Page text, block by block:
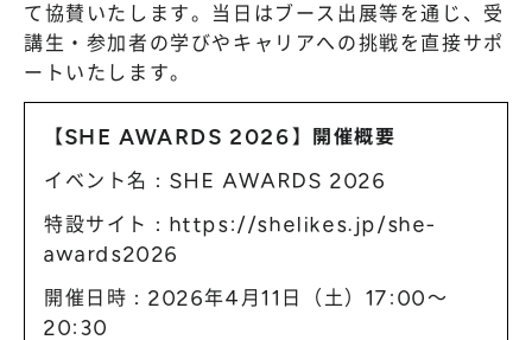
て協賛いたします。当日はブース出展等を通じ、受
講生・参加者の学びやキャリアへの挑戦を直接サポ
ートいたします。
【SHE AWARDS 2026】開催概要
イベント名：SHE AWARDS 2026
特設サイト： https://shelikes.jp/she-
awards2026
開催日時：2026年4月11日（土）17:00〜
20:30